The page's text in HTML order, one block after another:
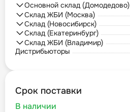
Основной склад (Домодедово)
Склад ЖБИ (Москва)
Склад (Новосибирск)
Склад (Екатеринбург)
Склад ЖБИ (Владимир)
Дистрибьюторы
Срок поставки
В наличии